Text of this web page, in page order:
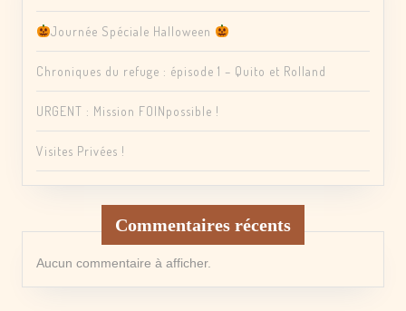
Journée Spéciale Halloween
Chroniques du refuge : épisode 1 – Quito et Rolland
URGENT : Mission FOINpossible !
Visites Privées !
Commentaires récents
Aucun commentaire à afficher.